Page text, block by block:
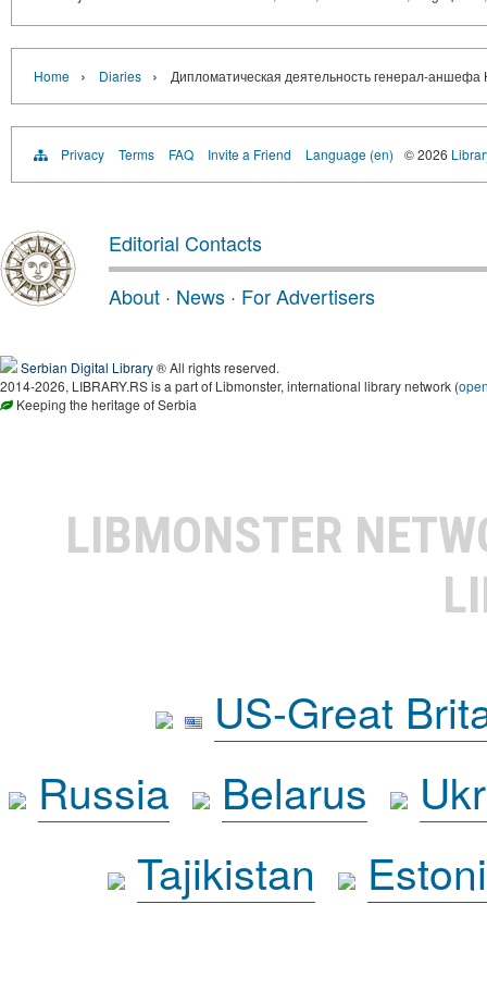
Home › Diaries › Дипломатическая деятельность генерал-аншефа
Privacy Terms FAQ Invite a Friend Language (en) © 2026
Editorial Contacts
About · News · For Advertisers
Serbian Digital Library® All rights reserved.
2014-2026, LIBRARY.RS is a part of Libmonster, international library network (
Keeping the heritage of Serbia
LIBMONSTER
US-Great
Russia
Belarus
Tajikistan